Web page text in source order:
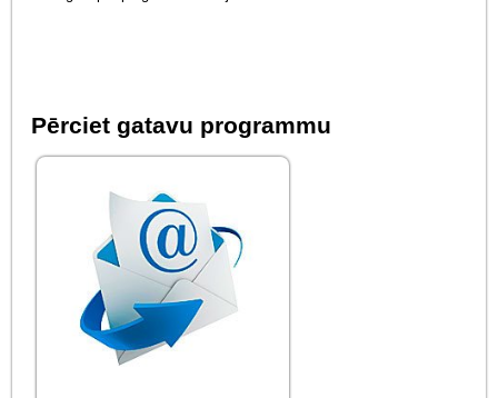
Pērciet gatavu programmu